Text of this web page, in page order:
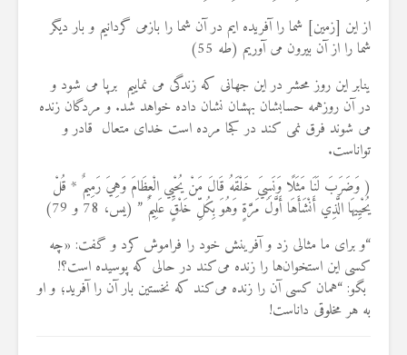
از اين [زمين] شما را آفريده‏ ايم در آن شما را بازمى‏ گردانيم و بار ديگر
شما را از آن بيرون مى ‏آوريم (طه 55)
ینابر این روز محشر در این جهانی که زندگی می نماییم برپا می شود و
در آن روزهمه حسابشان بهشان نشان داده خواهد شد. و مردگان زنده
می شوند فرق نمی کند در کجا مرده است خدای متعال قادر و
تواناست.
( وَضَرَبَ لَنَا مَثَلًا وَنَسِيَ خَلْقَهُ قَالَ مَنْ يُحْيِي الْعِظَامَ وَهِيَ رَمِيمٌ * قُلْ
يُحْيِيهَا الَّذِي أَنْشَأَهَا أَوَّلَ مَرَّةٍ وَهُوَ بِكُلِّ خَلْقٍ عَلِيمٌ ” (یس، 78 و 79)
“و برای ما مثالی زد و آفرینش خود را فراموش کرد و گفت: «چه
کسی این استخوان‌ها را زنده می‌کند در حالی که پوسیده است؟!
بگو: “همان کسی آن را زنده می‌کند که نخستین بار آن را آفرید؛ و او
به هر مخلوقی داناست!
36 نمایش ها